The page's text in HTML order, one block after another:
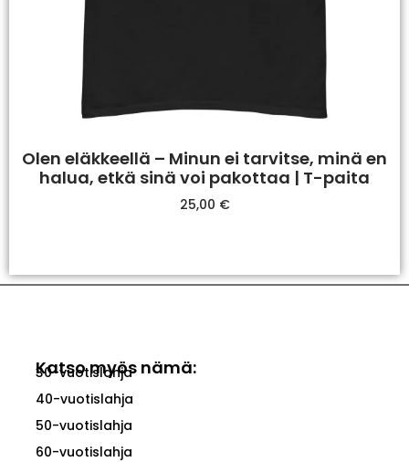
Olen eläkkeellä – Minun ei tarvitse, minä en
halua, etkä sinä voi pakottaa | T-paita
25,00 €
Katso myös nämä:
30-vuotislahja
40-vuotislahja
50-vuotislahja
60-vuotislahja